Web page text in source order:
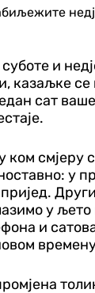
и
казаљке се
сат
ком смјеру
у
у
и